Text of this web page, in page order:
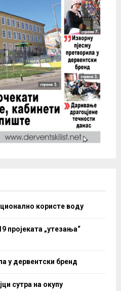
користе воду
пројеката „утезања“
у дервентски бренд
сутра на окупу